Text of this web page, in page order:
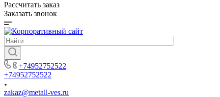
Рассчитать заказ
Заказать звонок
+74952752522
+74952752522
zakaz@metall-ves.ru